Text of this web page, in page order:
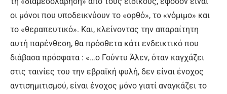
οι μόνοι που υποδεικνύουν το «ορθό», το «νόμιμο» και
το «θεραπευτικό». Και, κλείνοντας την απαραίτητη
αυτή παρένθεση, θα πρόσθετα κάτι ενδεικτικό που
διάβασα πρόσφατα : «…ο Γούντυ Άλεν, όταν καγχάζει
στις ταινίες του την εβραϊκή φυλή, δεν είναι ένοχος
αντισημιτισμού, είναι ένοχος μόνο γιατί αναγκάζει το